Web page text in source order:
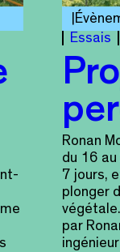
Essais
Ronan
du 16
7 jours,
plonger
par